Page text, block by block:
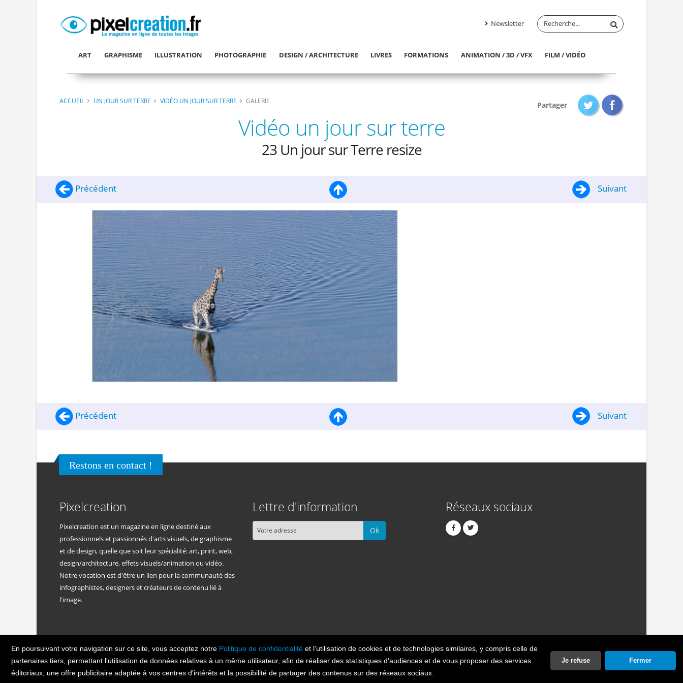
En poursuivant votre navigation sur ce site, vous acceptez notre Politique de confidentialitéet l'utilisation de cookies et de technologies similaires, y compris celle de
partenaires tiers, permettant l'utilisation de données relatives à un même utilisateur, afin de réaliser des statistiques d'audiences et de vous proposer des services
éditoriaux, une offre publicitaire adaptée à vos centres d'intérêts et la possibilité de partager des contenus sur des réseaux sociaux.
Je refuse Fermer
Newsletter
ART GRAPHISME ILLUSTRATION PHOTOGRAPHIE DESIGN / ARCHITECTURE LIVRES FORMATIONS ANIMATION / 3D / VFX FILM / VIDÉO
ACCUEIL UN JOUR SUR TERRE VIDÉO UN JOUR SUR TERRE GALERIE Partager
Vidéo un jour sur terre
23 Un jour sur Terre resize
Précédent Suivant
Précédent Suivant
Restons en contact !
Pixelcreation
Pixelcreation est un magazine en ligne destiné aux
professionnels et passionnés d'arts visuels, de graphisme
et de design, quelle que soit leur spécialité: art, print, web,
design/architecture, effets visuels/animation ou vidéo.
Notre vocation est d'être un lien pour la communauté des
infographistes, designers et créateurs de contenu lié à
l'image.
Lettre d'information
Ok
Réseaux sociaux
PIXELCREATION © Copyright Pixelcreation 2026, tous droits réservés. Politique de confidentialité